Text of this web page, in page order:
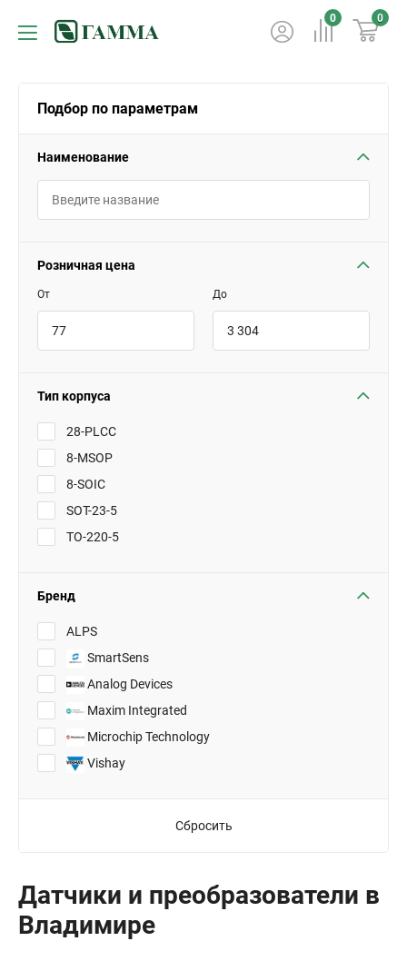
0 0
Подбор по параметрам
Наименование
Розничная цена
От До
Тип корпуса
28-PLCC
8-MSOP
8-SOIC
SOT-23-5
TO-220-5
Бренд
ALPS
SmartSens
Analog Devices
Maxim Integrated
Microchip Technology
Vishay
Сбросить
Датчики и преобразователи в
Владимире